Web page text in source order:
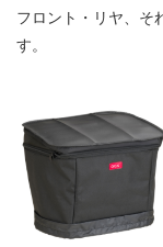
フロント・リヤ、そ
す。